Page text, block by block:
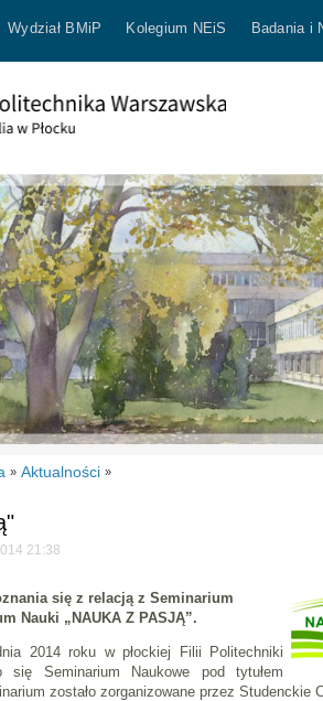
Wydział BMiP Kolegium NEiS Badania i
» Aktualności »
21:38
się z relacją z Seminarium
Nauki „NAUKA Z PASJĄ”.
2014 roku w płockiej Filii Politechniki
się Seminarium Naukowe pod tytułem
zostało zorganizowane przez